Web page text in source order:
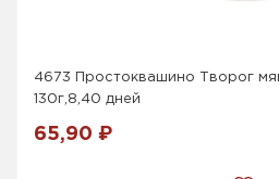
4673 Простоквашино Творог
130г,8,40 дней
65,90 ₽